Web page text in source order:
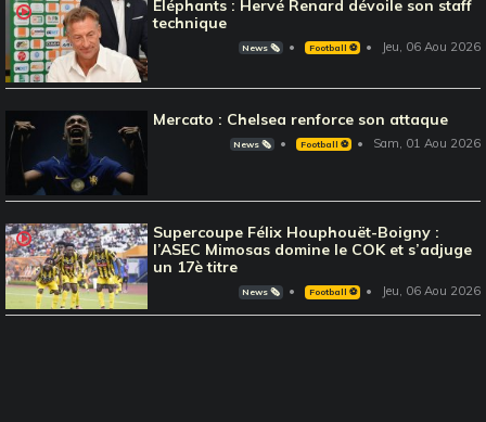
Eléphants : Hervé Renard dévoile son staff
technique
News 🗞️ Football ⚽️ Jeu, 06 Aou 2026
Mercato : Chelsea renforce son attaque
News 🗞️ Football ⚽️ Sam, 01 Aou 2026
Supercoupe Félix Houphouët-Boigny :
l’ASEC Mimosas domine le COK et s’adjuge
un 17è titre
News 🗞️ Football ⚽️ Jeu, 06 Aou 2026